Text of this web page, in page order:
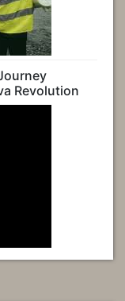
Revolution